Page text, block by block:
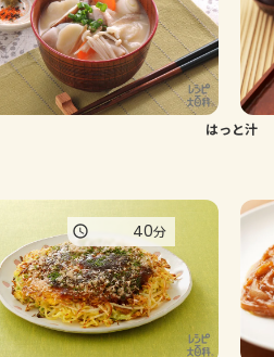
はっと汁
40分